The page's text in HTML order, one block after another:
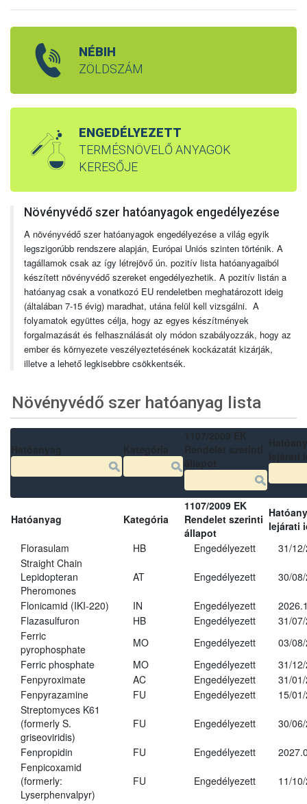
NÉBIH
ZÖLDSZÁM
ENGEDÉLYEZETT
TERMÉSNÖVELŐ ANYAGOK
KERESŐJE
Növényvédő szer hatóanyagok engedélyezése
A növényvédő szer hatóanyagok engedélyezése a világ egyik
legszigorúbb rendszere alapján, Európai Uniós szinten történik. A
tagállamok csak az így létrejövő ún. pozitív lista hatóanyagaiból
készített növényvédő szereket engedélyezhetik. A pozitív listán a
hatóanyag csak a vonatkozó EU rendeletben meghatározott ideig
(általában 7-15 évig) maradhat, utána felül kell vizsgálni. A
folyamatok együttes célja, hogy az egyes készítmények
forgalmazását és felhasználását oly módon szabályozzák, hogy az
ember és környezete veszélyeztetésének kockázatát kizárják,
illetve a lehető legkisebbre csökkentsék.
Növényvédő szer hatóanyag lista
Hatóanyag Kategória
1107/2009 EK
Rendelet szerinti
állapot
lejárati
Florasulam
HB Engedélyezett
31/
Straight Chain
Lepidopteran
Pheromones
AT Engedélyezett 30/
Flonicamid (IKI-220) IN Engedélyezett
Flazasulfuron
HB Engedélyezett
31/
Ferric
pyrophosphate
MO Engedélyezett
03/
Ferric phosphate
MO Engedélyezett
31/
Fenpyroximate
AC Engedélyezett
31/
Fenpyrazamine
FU Engedélyezett
15/
Streptomyces K61
(formerly S.
griseoviridis)
FU Engedélyezett 30/
Fenpropidin FU Engedélyezett
Fenpicoxamid
(formerly:
Lyserphenvalpyr)
FU Engedélyezett 11/